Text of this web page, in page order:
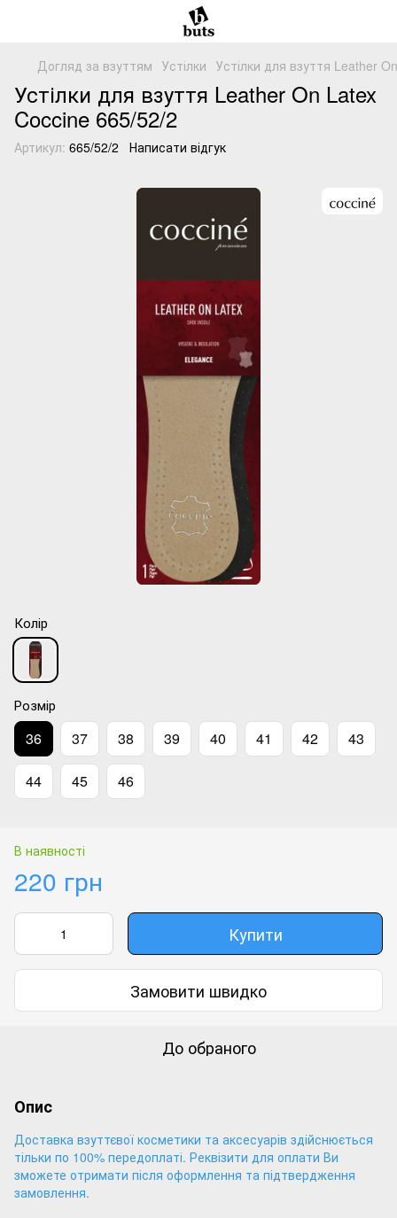
Догляд за взуттям Устілки Устілки для взуття Leather
Устілки для взуття Leather On Latex
Coccine 665/52/2
Артикул: 665/52/2 Написати відгук
Колір
Розмір
36 37 38 39 40 41 42 43
44 45 46
В наявності
220 грн
Купити
Замовити швидко
До обраного
Опис
Доставка взуттєвої косметики та аксесуарів здійснюється
тільки по 100% передоплаті. Реквізити для оплати Ви
зможете отримати після оформлення та підтвердження
замовлення.